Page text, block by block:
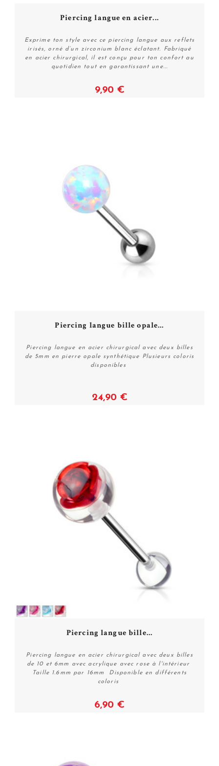
Voir
Piercing langue en acier...
Exprime ton style avec ce piercing langue aux reflets
irisés, orné d’un zirconium blanc éclatant. Fabriqué
en acier chirurgical, il est conçu pour ton confort au
quotidien tout en garantissant une...
9,90 €
Voir
Piercing langue bille opale...
Piercing langue en acier chirurgical avec deux billes
de 5mm en pierre opale synthétique Plusieurs coloris
disponibles
24,90 €
Voir
Piercing langue bille...
Piercing langue en acier chirurgical avec deux billes
de 10 et 6mm avec acrylique avec rose à l'intérieur
Taille 1.6mm par 16mm Disponible en différents
coloris
6,90 €